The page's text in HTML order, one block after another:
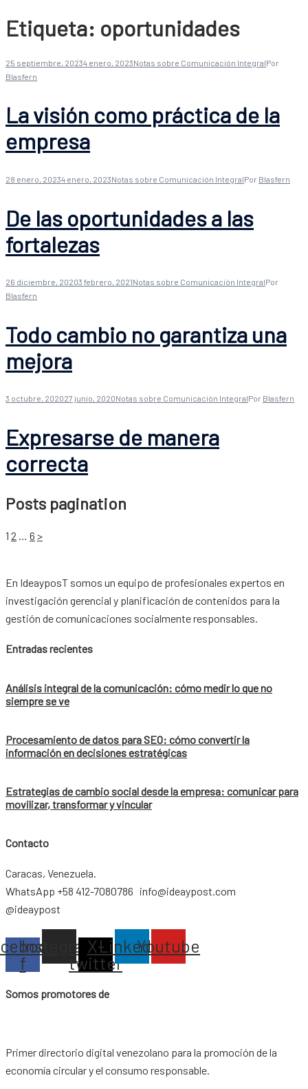
Etiqueta: oportunidades
25 septiembre, 20234 enero, 2023Notas sobre Comunicación IntegralPor
Blasfern
La visión como práctica de la
empresa
28 enero, 20234 enero, 2023Notas sobre Comunicación IntegralPor Blasfern
De las oportunidades a las
fortalezas
26 diciembre, 20203 febrero, 2021Notas sobre Comunicación IntegralPor
Blasfern
Todo cambio no garantiza una
mejora
3 octubre, 202027 junio, 2020Notas sobre Comunicación IntegralPor Blasfern
Expresarse de manera
correcta
Posts pagination
1 2 … 6 >
En IdeayposT somos un equipo de profesionales expertos en
investigación gerencial y planificación de contenidos para la
gestión de comunicaciones socialmente responsables.
Entradas recientes
Análisis integral de la comunicación: cómo medir lo que no
siempre se ve
Procesamiento de datos para SEO: cómo convertir la
información en decisiones estratégicas
Estrategias de cambio social desde la empresa: comunicar para
movilizar, transformar y vincular
Contacto
Caracas, Venezuela.
WhatsApp +58 412-7080786 info@ideaypost.com
@ideaypost
f
InstagramX-
twitter
LinkedinYoutube
Somos promotores de
Primer directorio digital venezolano para la promoción de la
economía circular y el consumo responsable.